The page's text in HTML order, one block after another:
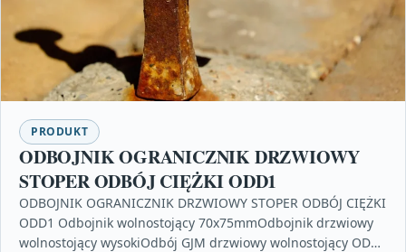
PRODUKT
ODBOJNIK OGRANICZNIK DRZWIOWY
STOPER ODBÓJ CIĘŻKI ODD1
ODBOJNIK OGRANICZNIK DRZWIOWY STOPER ODBÓJ CIĘŻKI
ODD1 Odbojnik wolnostojący 70x75mmOdbojnik drzwiowy
wolnostojący wysokiOdbój GJM drzwiowy wolnostojący OD4